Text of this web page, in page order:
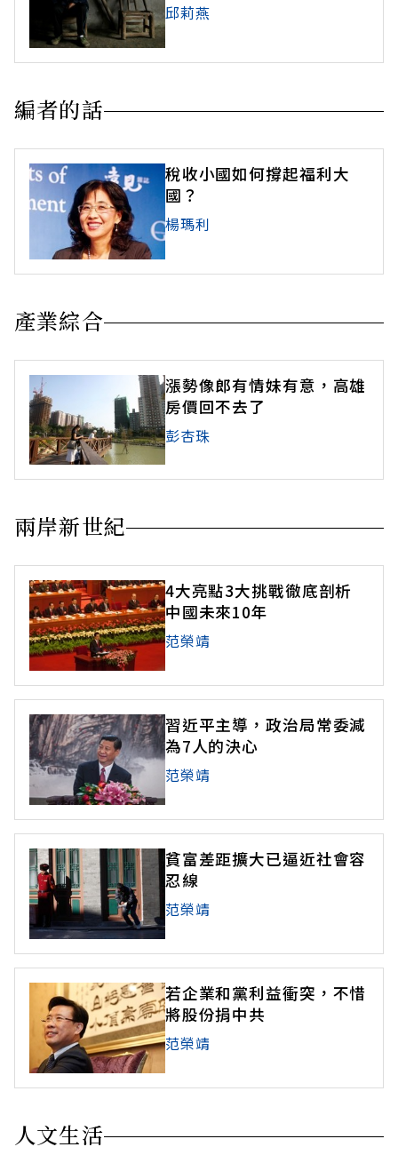
邱莉燕
編者的話
稅收小國如何撐起福利大
國？
楊瑪利
產業綜合
漲勢像郎有情妹有意，高雄
房價回不去了
彭杏珠
兩岸新世紀
4大亮點3大挑戰徹底剖析
中國未來10年
范榮靖
習近平主導，政治局常委減
為7人的決心
范榮靖
貧富差距擴大已逼近社會容
忍線
范榮靖
若企業和黨利益衝突，不惜
將股份捐中共
范榮靖
人文生活